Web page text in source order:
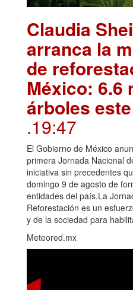
Claudia
arranca la
de
México: 6.6
árboles
.19:47
El Gobierno de México
primera Jornada Nacional
iniciativa sin precedentes
domingo 9 de agosto de
entidades del país.La
Reforestación es un
y de la sociedad para
Meteored.mx